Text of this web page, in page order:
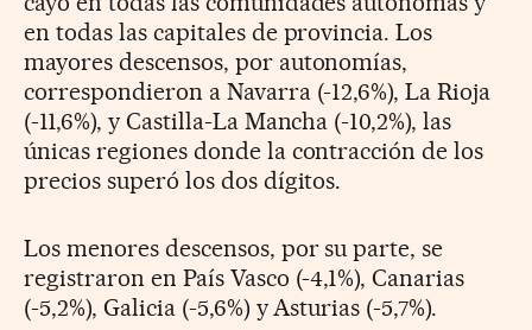
en todas las capitales de provincia. Los
mayores descensos, por autonomías,
correspondieron a Navarra (-12,6%), La Rioja
(-11,6%), y Castilla-La Mancha (-10,2%), las
únicas regiones donde la contracción de los
precios superó los dos dígitos.
Los menores descensos, por su parte, se
registraron en País Vasco (-4,1%), Canarias
(-5,2%), Galicia (-5,6%) y Asturias (-5,7%).